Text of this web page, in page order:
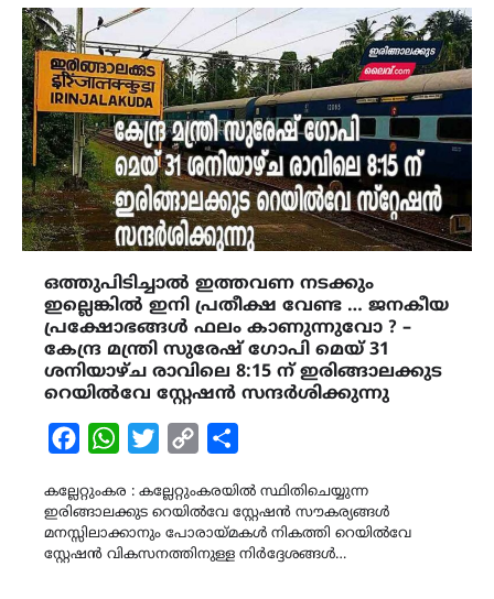
ഒത്തുപിടിച്ചാൽ ഇത്തവണ നടക്കും
ഇല്ലെങ്കിൽ ഇനി പ്രതീക്ഷ വേണ്ട … ജനകീയ
പ്രക്ഷോഭങ്ങൾ ഫലം കാണുന്നുവോ ? –
കേന്ദ്ര മന്ത്രി സുരേഷ്‌ ഗോപി മെയ് 31
ശനിയാഴ്ച രാവിലെ 8:15 ന് ഇരിങ്ങാലക്കുട
റെയിൽവേ സ്റ്റേഷൻ സന്ദർശിക്കുന്നു
FacebookWhatsAppTwitterCopy
കല്ലേറ്റുംകര : കല്ലേറ്റുംകരയിൽ സ്ഥിതിചെയ്യുന്ന
ഇരിങ്ങാലക്കുട റെയിൽവേ സ്റ്റേഷൻ സൗകര്യങ്ങൾ
മനസ്സിലാക്കാനും പോരായ്മകൾ നികത്തി റെയിൽവേ
സ്റ്റേഷൻ വികസനത്തിനുള്ള നിർദ്ദേശങ്ങൾ…